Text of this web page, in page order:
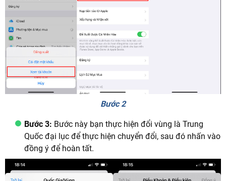
Bước 2
Bước 3: Bước này bạn thực hiện đổi vùng là Trung
Quốc đại lục để thực hiện chuyển đổi, sau đó nhấn vào
đồng ý để hoàn tất.